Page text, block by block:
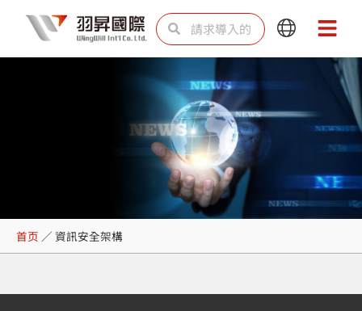
内
SearchSearch
Main
Menu
Main
Menu
資訊安全架構
首页 ／ 資訊安全架構